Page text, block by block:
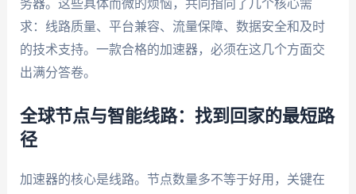
务器。这些具体而微的烦恼，共同指向了几个核心需
求：线路质量、平台兼容、流量保障、数据安全和及时
的技术支持。一款合格的加速器，必须在这几个方面交
出满分答卷。
全球节点与智能线路：找到回家的最短路
径
加速器的核心是线路。节点数量多不等于好用，关键在